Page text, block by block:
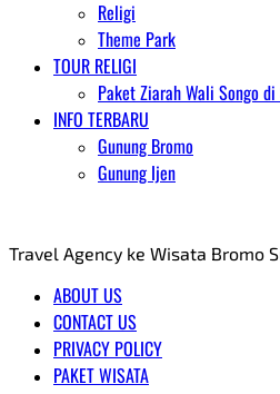
Religi
Theme Park
TOUR RELIGI
Paket Ziarah Wali Songo di
INFO TERBARU
Gunung Bromo
Gunung Ijen
Travel Agency ke Wisata Bromo
ABOUT US
CONTACT US
PRIVACY POLICY
PAKET WISATA